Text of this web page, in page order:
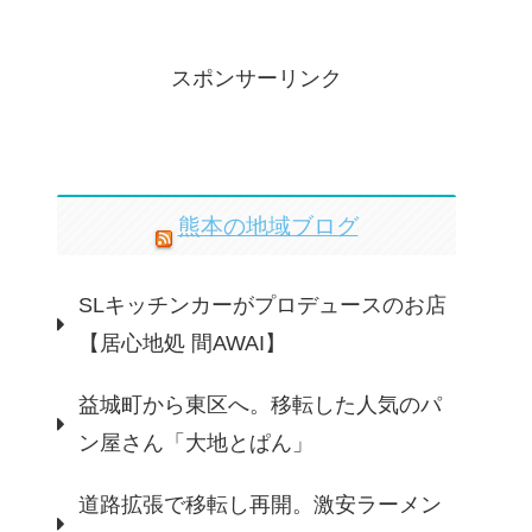
スポンサーリンク
熊本の地域ブログ
SLキッチンカーがプロデュースのお店
【居心地処 間AWAI】
益城町から東区へ。移転した人気のパ
ン屋さん「大地とぱん」
道路拡張で移転し再開。激安ラーメン